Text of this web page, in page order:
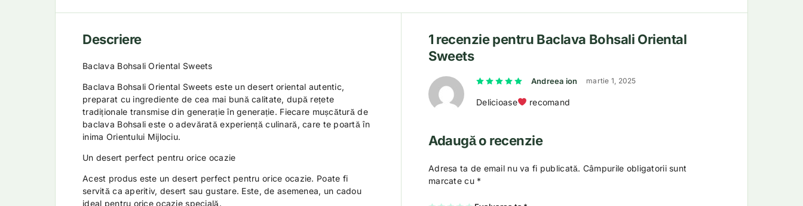
Descriere
Baclava Bohsali Oriental Sweets
Baclava Bohsali Oriental Sweets este un desert oriental autentic,
preparat cu ingrediente de cea mai bună calitate, după rețete
tradiționale transmise din generație în generație. Fiecare mușcătură de
baclava Bohsali este o adevărată experiență culinară, care te poartă în
inima Orientului Mijlociu.
Un desert perfect pentru orice ocazie
Acest produs este un desert perfect pentru orice ocazie. Poate fi
servită ca aperitiv, desert sau gustare. Este, de asemenea, un cadou
ideal pentru orice ocazie specială.
1 recenzie pentru Baclava Bohsali Oriental
Sweets
Evaluat la 5din 5
Andreea ion martie 1, 2025
Delicioase recomand
Adaugă o recenzie
Adresa ta de email nu va fi publicată. Câmpurile obligatorii sunt
marcate cu *